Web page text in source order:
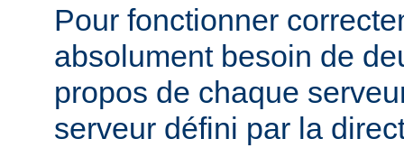
Pour fonctionner
absolument besoin de
propos de chaque
serveur défini par la